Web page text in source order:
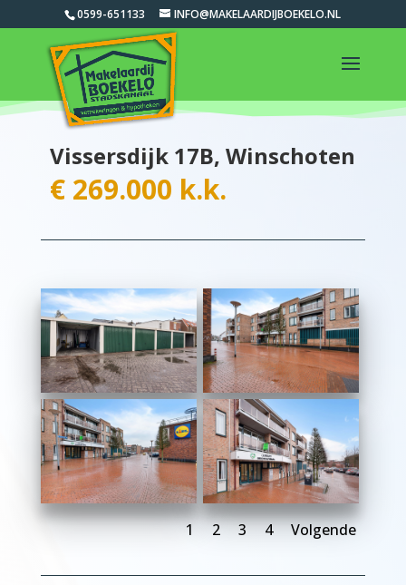
0599-651133 INFO@MAKELAARDIJBOEKELO.NL
Vissersdijk 17B, Winschoten
€ 269.000 k.k.
1 2 3 4 Volgende